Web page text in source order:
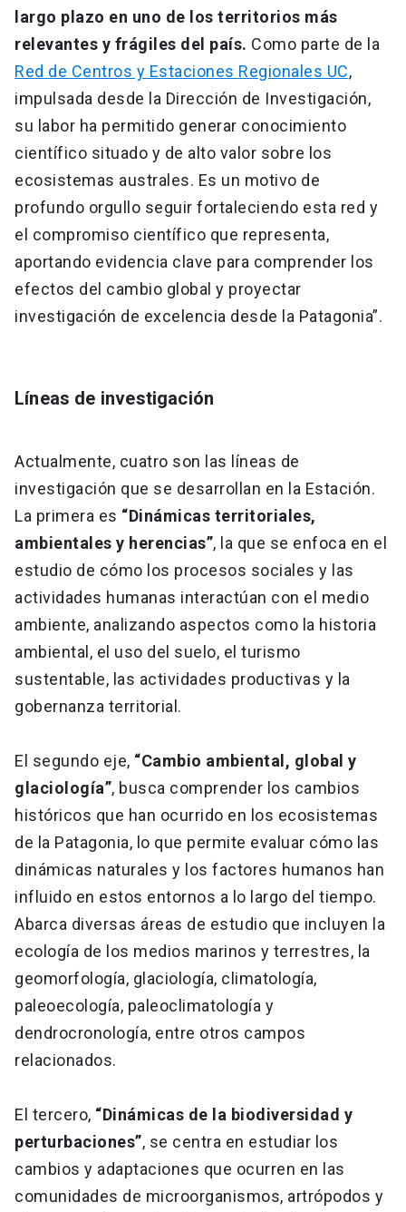
largo plazo en uno de los territorios más
relevantes y frágiles del país. Como parte de la
Red de Centros y Estaciones Regionales UC,
impulsada desde la Dirección de Investigación,
su labor ha permitido generar conocimiento
científico situado y de alto valor sobre los
ecosistemas australes. Es un motivo de
profundo orgullo seguir fortaleciendo esta red y
el compromiso científico que representa,
aportando evidencia clave para comprender los
efectos del cambio global y proyectar
investigación de excelencia desde la Patagonia”.
Líneas de investigación
Actualmente, cuatro son las líneas de
investigación que se desarrollan en la Estación.
La primera es “Dinámicas territoriales,
ambientales y herencias”, la que se enfoca en el
estudio de cómo los procesos sociales y las
actividades humanas interactúan con el medio
ambiente, analizando aspectos como la historia
ambiental, el uso del suelo, el turismo
sustentable, las actividades productivas y la
gobernanza territorial.
El segundo eje, “Cambio ambiental, global y
glaciología”, busca comprender los cambios
históricos que han ocurrido en los ecosistemas
de la Patagonia, lo que permite evaluar cómo las
dinámicas naturales y los factores humanos han
influido en estos entornos a lo largo del tiempo.
Abarca diversas áreas de estudio que incluyen la
ecología de los medios marinos y terrestres, la
geomorfología, glaciología, climatología,
paleoecología, paleoclimatología y
dendrocronología, entre otros campos
relacionados.
El tercero, “Dinámicas de la biodiversidad y
perturbaciones”, se centra en estudiar los
cambios y adaptaciones que ocurren en las
comunidades de microorganismos, artrópodos y